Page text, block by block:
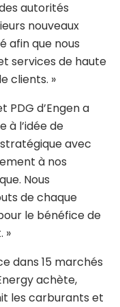
autorités
nouveaux
afin que nous
services de haute
clients. »
PDG d’Engen a
à l’idée de
avec
à nos
Nous
de chaque
le bénéfice de
»
dans 15 marchés
achète,
les carburants et